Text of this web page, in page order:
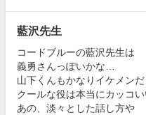
藍沢先生
コードブルーの藍沢先生は
義勇さんっぽいかな…
山下くんもかなりイケメンだ
クールな役は本当にカッコい
あの、淡々とした話し方や